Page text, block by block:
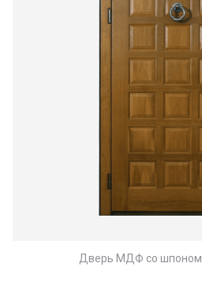
Дверь МДФ со шпоном